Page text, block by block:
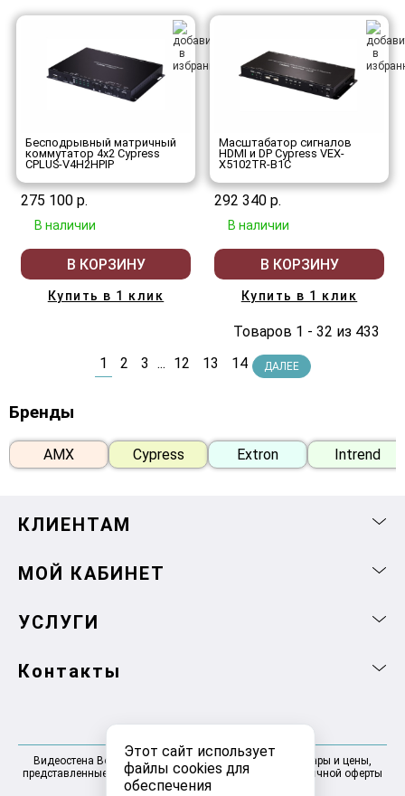
Этот сайт использует
файлы cookies для
обеспечения
Бесподрывный матричный
коммутатор 4х2 Cypress
CPLUS-V4H2HPIP
275 100 р.
В наличии
В КОРЗИНУ
Купить в 1 клик
Масштабатор сигналов
HDMI и DP Cypress VEX-
X5102TR-B1C
292 340 р.
В наличии
В КОРЗИНУ
Купить в 1 клик
1 2 3 ... 12 13 14 ДАЛЕЕ
Товаров 1 - 32 из 433
Бренды
AMX Cypress Extron Intrend
КЛИЕНТАМ
МОЙ КАБИНЕТ
УСЛУГИ
Контакты
Видеостена Волгоград 2025-2026 © Информация, товары и цены,
представленные на сайте, не являются договором публичной оферты